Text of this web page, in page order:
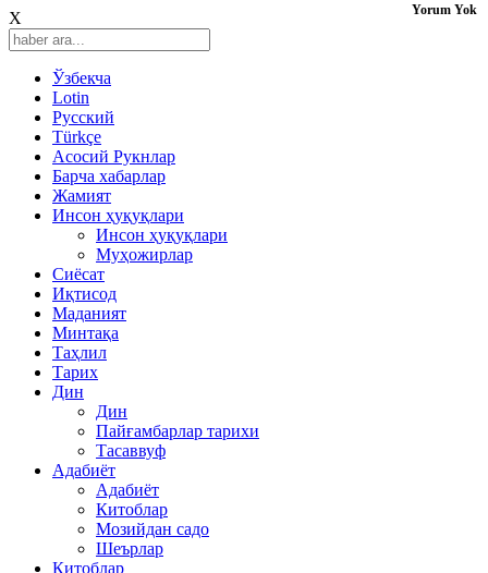
X
Ўзбекча
Lotin
Русский
Türkçe
Асосий Рукнлар
Барча хабарлар
Жамият
Инсон ҳуқуқлари
Инсон ҳуқуқлари
Муҳожирлар
Сиёсат
Иқтисод
Mаданият
Минтақа
Таҳлил
Тарих
Дин
Дин
Пайғамбарлар тарихи
Тасаввуф
Адабиёт
Адабиёт
Китоблар
Мозийдан садо
Шеърлар
Китоблар
Yorum Yok